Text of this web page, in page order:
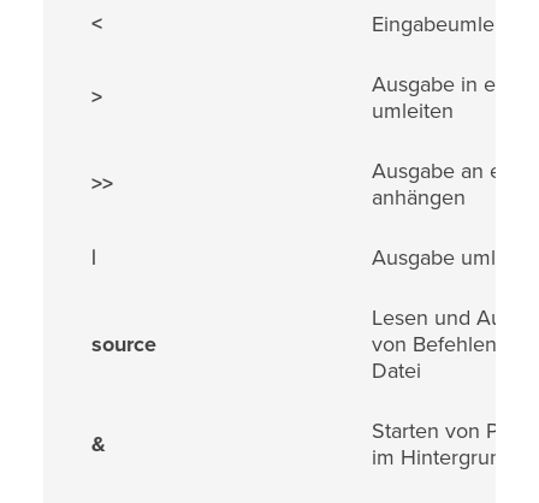
<
>
Ausgabe in eine
umleiten
>>
Ausgabe an eine
anhängen
| Ausgabe
source
Lesen und
von Befehlen
Datei
&
Starten von
im Hintergrund